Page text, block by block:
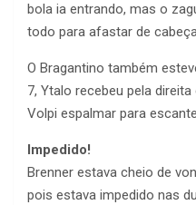
bola ia entrando, mas o
todo para afastar de
O Bragantino também
7, Ytalo recebeu pela
Volpi espalmar para
Impedido!
Brenner estava cheio de
pois estava impedido nas